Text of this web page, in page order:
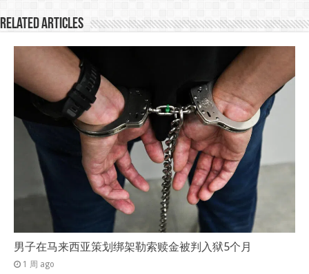
Related Articles
男子在马来西亚策划绑架勒索赎金被判入狱5个月
1 周 ago